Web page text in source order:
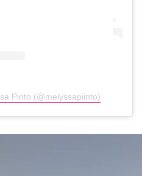
Pinto (@melyssapiinto)